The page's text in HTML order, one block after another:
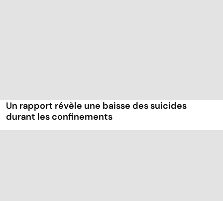
Un rapport révèle une baisse des suicides
durant les confinements